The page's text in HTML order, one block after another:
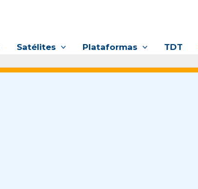
Satélites Plataformas TDT